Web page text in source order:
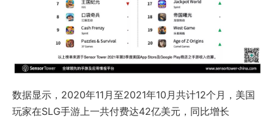
数据显示，2020年11月至2021年10月共计12个月，美国
玩家在SLG手游上一共付费达42亿美元，同比增长